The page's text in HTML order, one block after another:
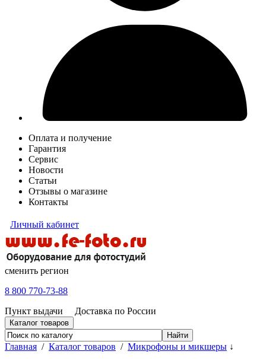
Оплата и получение
Гарантия
Сервис
Новости
Статьи
Отзывы о магазине
Контакты
Личный кабинет
сменить регион
8 800 770-73-88
Пункт выдачи
Доставка по России
Каталог товаров
Главная / Каталог товаров / Микрофоны и микшеры ↓